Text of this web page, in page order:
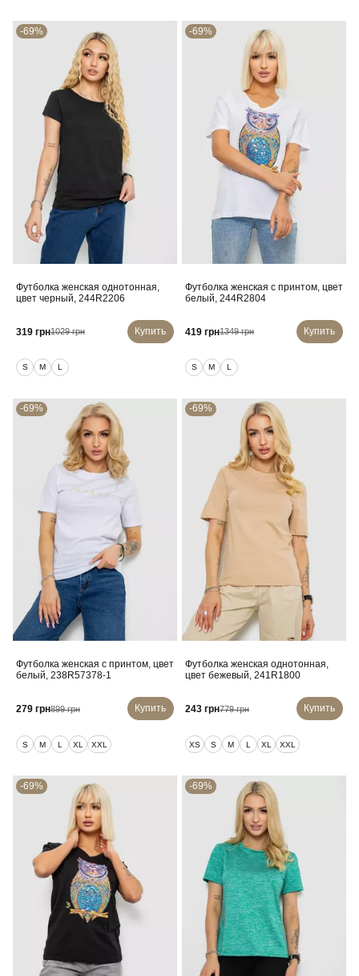
-69%
Футболка женская однотонная,
цвет черный, 244R2206
319 грн1029 грн Купить
S M L
-69%
Футболка женская с принтом, цвет
белый, 244R2804
419 грн1349 грн Купить
S M L
-69%
Футболка женская с принтом, цвет
белый, 238R57378-1
279 грн899 грн Купить
S M L XL XXL
-69%
Футболка женская однотонная,
цвет бежевый, 241R1800
243 грн779 грн Купить
XS S M L XL XXL
-69% -69%